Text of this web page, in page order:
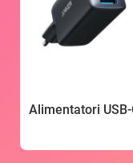
Alimentatori USB-